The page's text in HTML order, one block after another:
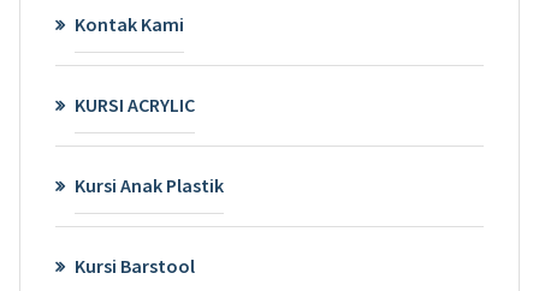
Kontak Kami
KURSI ACRYLIC
Kursi Anak Plastik
Kursi Barstool